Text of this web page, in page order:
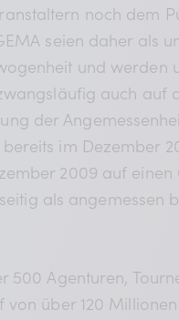
noch dem
seien daher als
und werden
auch auf
der
im Dezember
2009 auf
als angemessen
500 Agenturen,
über 120